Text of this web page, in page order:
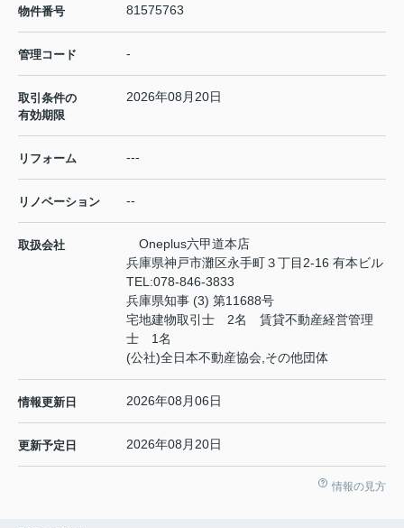
物件番号 81575763
管理コード -
取引条件の
有効期限
2026年08月20日
リフォーム ---
リノベーション --
取扱会社
Oneplus六甲道本店
兵庫県神戸市灘区永手町３丁目2-16 有本ビル
TEL:078-846-3833
兵庫県知事 (3) 第11688号
宅地建物取引士 2名 賃貸不動産経営管理
士 1名
(公社)全日本不動産協会,その他団体
情報更新日 2026年08月06日
更新予定日 2026年08月20日
情報の見方